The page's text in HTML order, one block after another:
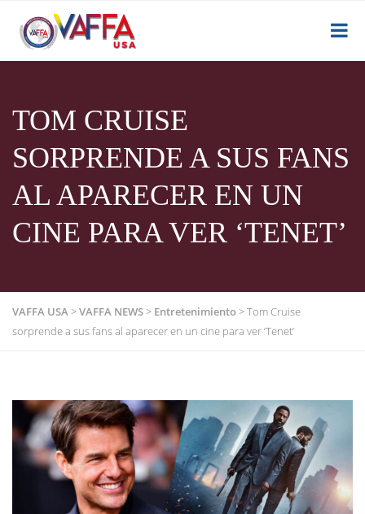
TOM CRUISE
SORPRENDE A SUS FANS
AL APARECER EN UN
CINE PARA VER ‘TENET’
VAFFA USA>VAFFA NEWS> Entretenimiento>Tom Cruise
sorprende a sus fans al aparecer en un cine para ver ‘Tenet’